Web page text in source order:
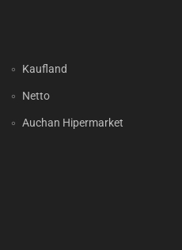
Kaufland
Netto
Auchan Hipermarket